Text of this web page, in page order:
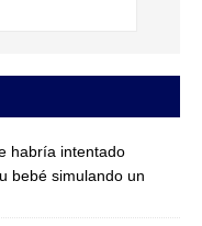
habría intentado
bebé simulando un